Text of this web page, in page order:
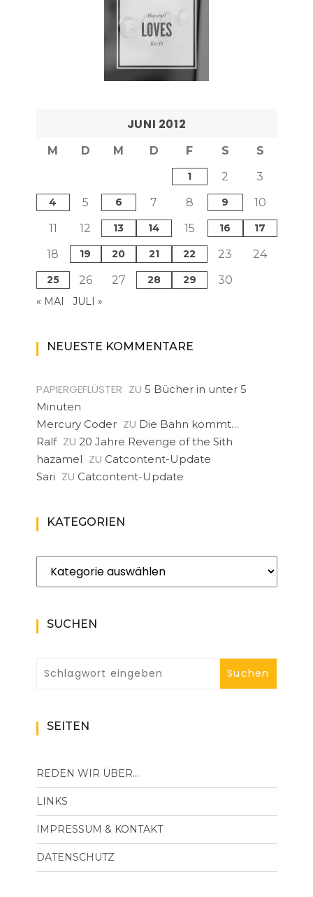
JUNI 2012
M D M D F S S
1 2 3
4 5 6 7 8 9
10
11
12 13 14 15 16 17
18 19 20 21 22 23 24
25 26 27 28 29 30
« MAI JULI »
NEUESTE KOMMENTARE
PAPIERGEFLÜSTER ZU 5 Bücher in unter 5
Minuten
Mercury Coder ZU Die Bahn kommt…
Ralf ZU 20 Jahre Revenge of the Sith
hazamel ZU Catcontent-Update
Sari ZU Catcontent-Update
KATEGORIEN
Kategorien
SUCHEN
SEITEN
REDEN WIR ÜBER…
LINKS
IMPRESSUM & KONTAKT
DATENSCHUTZ